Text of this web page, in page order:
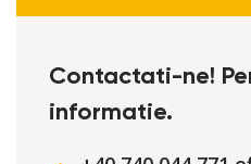
Contactati-ne!
informatie.